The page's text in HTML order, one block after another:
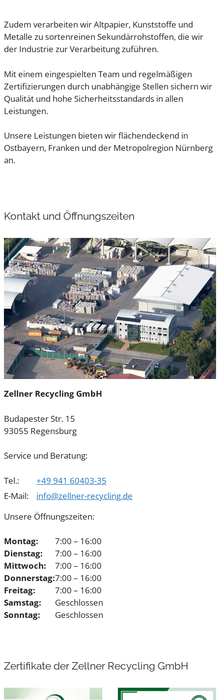
Zudem verarbeiten wir Altpapier, Kunststoffe und
Metalle zu sortenreinen Sekundärrohstoffen, die wir
der Industrie zur Verarbeitung zuführen.
Mit einem eingespielten Team und regelmäßigen
Zertifizierungen durch unabhängige Stellen sichern wir
Qualität und hohe Sicherheitsstandards in allen
Leistungen.
Unsere Leistungen bieten wir flächendeckend in
Ostbayern, Franken und der Metropolregion Nürnberg
an.
Kontakt und Öffnungszeiten
Zellner Recycling GmbH
Budapester Str. 15
93055 Regensburg
Service und Beratung:
Tel.:
+49 941 60403-35
E-Mail:
info@zellner-recycling.de
Unsere Öffnungszeiten:
Montag:
7:00 – 16:00
Dienstag:
7:00 – 16:00
Mittwoch:
7:00 – 16:00
Donnerstag:7:00 – 16:00
Freitag:
7:00 – 16:00
Samstag:
Geschlossen
Sonntag:
Geschlossen
Zertifikate der Zellner Recycling GmbH